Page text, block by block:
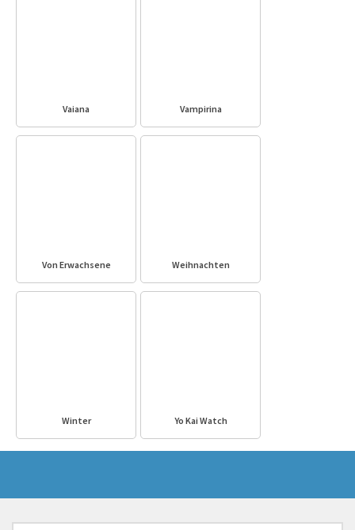
Vaiana Vampirina
Von Erwachsene Weihnachten
Winter Yo Kai Watch